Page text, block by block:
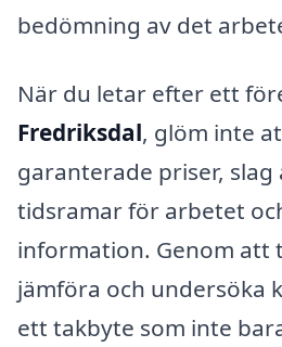
bedömning av det
När du letar efter ett
Fredriksdal, glöm inte
garanterade priser, slag
tidsramar för arbetet
information. Genom att
jämföra och undersöka
ett takbyte som inte